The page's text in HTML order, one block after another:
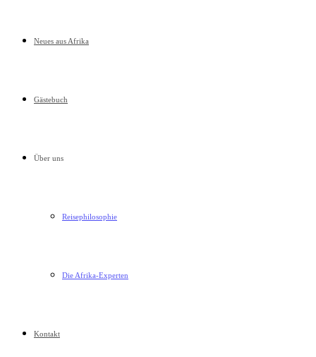
Neues aus Afrika
Gästebuch
Über uns
Reisephilosophie
Die Afrika-Experten
Kontakt